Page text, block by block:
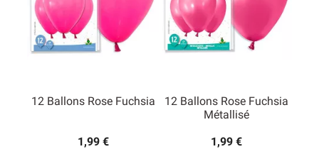
12 Ballons Rose Fuchsia
1,99 €
12 Ballons Rose Fuchsia
Métallisé
1,99 €